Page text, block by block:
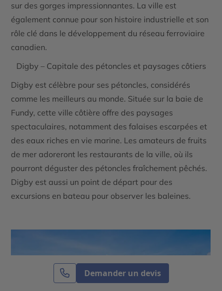
Demander un devis
sur des gorges impressionnantes. La ville est
également connue pour son histoire industrielle et son
rôle clé dans le développement du réseau ferroviaire
canadien.
Digby – Capitale des pétoncles et paysages côtiers
Digby est célèbre pour ses pétoncles, considérés
comme les meilleurs au monde. Située sur la baie de
Fundy, cette ville côtière offre des paysages
spectaculaires, notamment des falaises escarpées et
des eaux riches en vie marine. Les amateurs de fruits
de mer adoreront les restaurants de la ville, où ils
pourront déguster des pétoncles fraîchement pêchés.
Digby est aussi un point de départ pour des
excursions en bateau pour observer les baleines.